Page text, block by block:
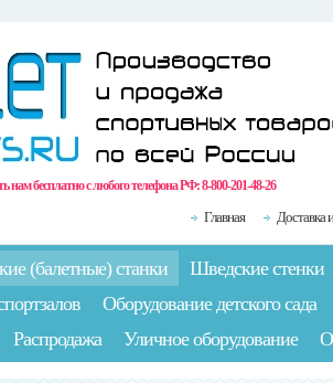
нам бесплатно с любого телефона РФ:8-800-201-48-26
Главная Доставка
(балетные) станки
Шведские стенки
Оборудование детского сада
Распродажа Уличное оборудование